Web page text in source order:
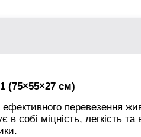
(75×55×27 см)
перевезення
в собі міцність, легкість